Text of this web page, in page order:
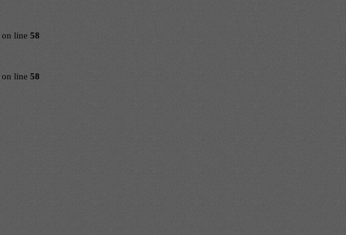
on line 58
on line 58